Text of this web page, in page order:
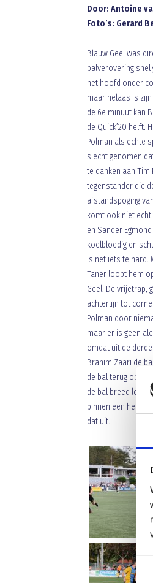
Door: Antoine
Foto’s: Gerard
Blauw Geel was
balverovering snel
het hoofd onder
maar helaas is
de 6e minuut kan
de Quick’20 helft.
Polman als echte
slecht genomen
te danken aan
tegenstander die
afstandspoging
komt ook niet
en Sander
koelbloedig en
is net iets te hard.
Taner loopt hem
Geel. De vrijetrap,
achterlijn tot
Polman door
maar er is geen
omdat uit de
Brahim Zaari de
de bal terug op
de bal breed legt
binnen een helft
dat uit.